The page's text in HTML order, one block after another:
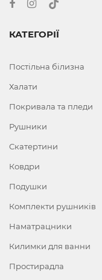
КАТЕГОРІЇ
Постільна білизна
Халати
Покривала та пледи
Рушники
Скатертини
Ковдри
Подушки
Комплекти рушників
Наматрацники
Килимки для ванни
Простирадла